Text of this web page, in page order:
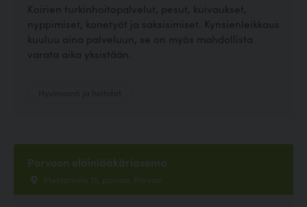
Koirien turkinhoitopalvelut, pesut, kuivaukset,
nyppimiset, konetyöt ja saksisimiset. Kynsienleikkaus
kuuluu aina palveluun, se on myös mahdollista
varata aika yksistään.
Porvoon eläinlääkäriasema
Mestarintie 15, porvoo, Porvoo